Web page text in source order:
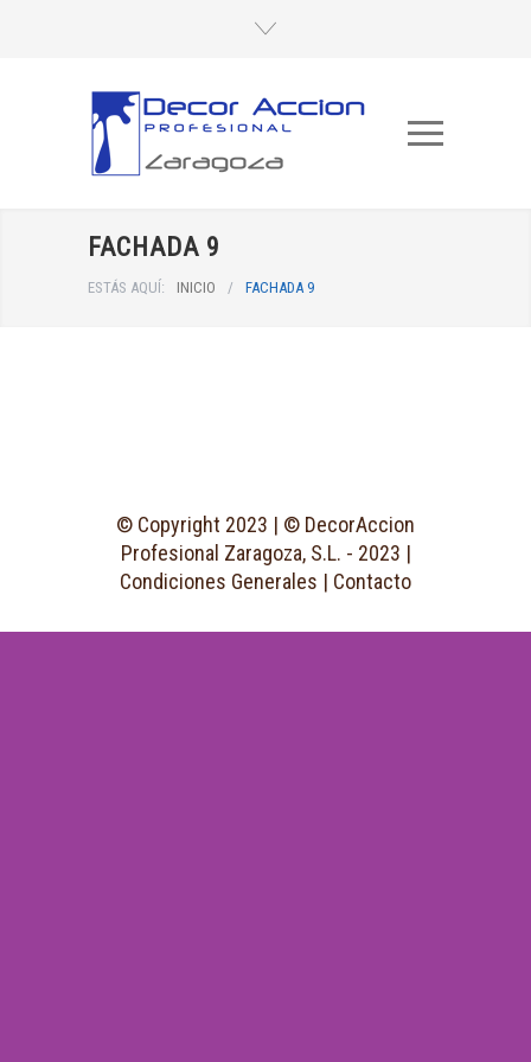
FACHADA 9
ESTÁS AQUÍ: INICIO / FACHADA 9
© Copyright 2023 | © DecorAccion
Profesional Zaragoza, S.L. - 2023 |
Condiciones Generales | Contacto